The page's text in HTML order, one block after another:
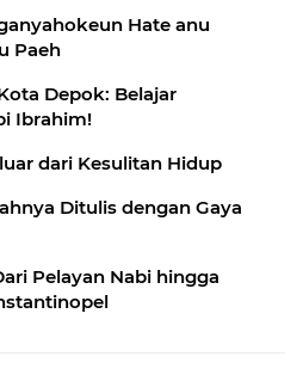
Hate anu
Paeh
Depok: Belajar
Ibrahim!
dari Kesulitan Hidup
Ditulis dengan Gaya
Pelayan Nabi hingga